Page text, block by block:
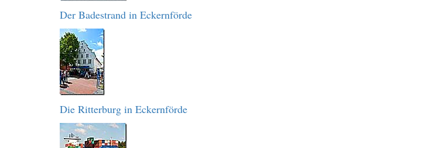
Der Badestrand in Eckernförde
Die Ritterburg in Eckernförde